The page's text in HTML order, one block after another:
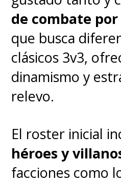
de combate
que busca
clásicos 3v3,
dinamismo y
relevo.
El roster inicial
héroes y
facciones como